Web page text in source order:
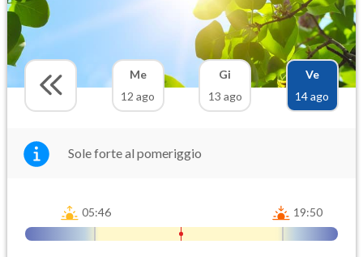
Me
12 ago
Gi
13 ago
Ve
14 ago
Sole forte al pomeriggio
05:46 19:50